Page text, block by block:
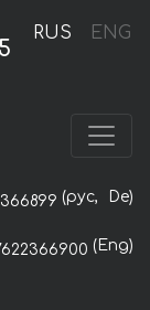
RUS ENG
(рус, De)
(Eng)